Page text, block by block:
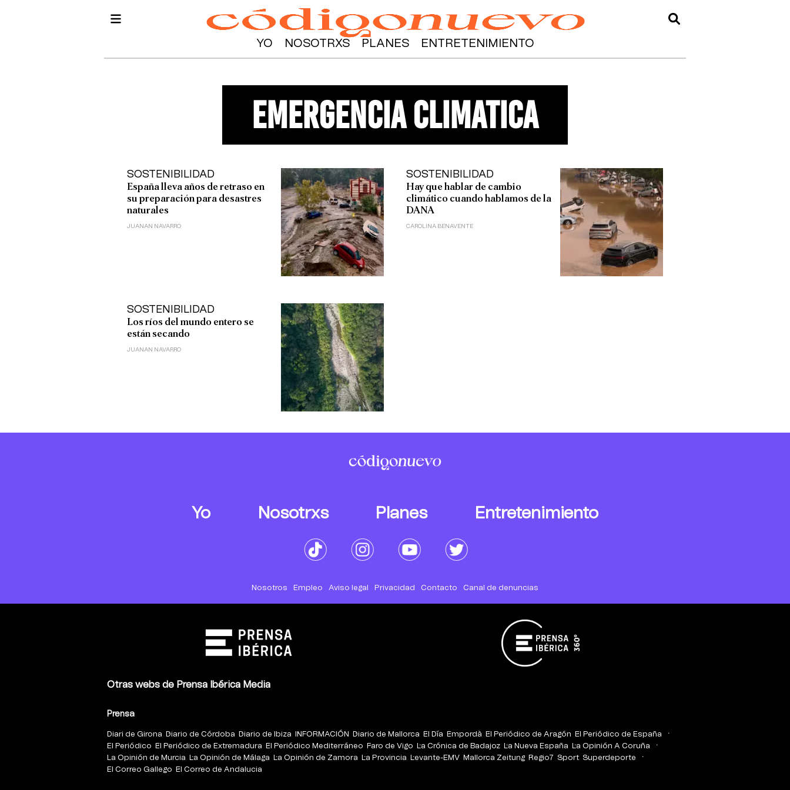
YO NOSOTRXS PLANES ENTRETENIMIENTO
emergencia climatica
SOSTENIBILIDAD
España lleva años de retraso en
su preparación para desastres
naturales
JUANAN NAVARRO
SOSTENIBILIDAD
Hay que hablar de cambio
climático cuando hablamos de la
DANA
CAROLINA BENAVENTE
SOSTENIBILIDAD
Los ríos del mundo entero se
están secando
JUANAN NAVARRO
Yo Nosotrxs Planes Entretenimiento
Nosotros Empleo Aviso legal Privacidad Contacto Canal de denuncias
Otras webs de Prensa Ibérica Media
Prensa
Diari de Girona Diario de Córdoba Diario de Ibiza INFORMACIÓN Diario de Mallorca El Día Empordà El Periódico de Aragón
El Periódico de España
El Periódico
El Periódico de Extremadura El Periódico Mediterráneo Faro de Vigo La Crónica de Badajoz La Nueva España
La Opinión A Coruña
La Opinión de Murcia
La Opinión de Málaga La Opinión de Zamora La Provincia Levante-EMV Mallorca Zeitung Regio7 Sport Superdeporte
El Correo Gallego
El Correo de Andalucia